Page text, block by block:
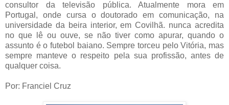
consultor da televisão pública. Atualmente mora em
Portugal, onde cursa o doutorado em comunicação, na
universidade da beira interior, em Covilhã. nunca acredita
no que lê ou ouve, se não tiver como apurar, quando o
assunto é o futebol baiano. Sempre torceu pelo Vitória, mas
sempre manteve o respeito pela sua profissão, antes de
qualquer coisa.
Por: Franciel Cruz